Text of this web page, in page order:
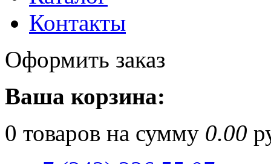
Контакты
Оформить заказ
Ваша корзина:
0 товаров на сумму 0.00